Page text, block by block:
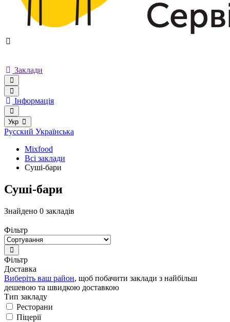
Заклади
Інформація
Укр
Русский Українська
Mixfood
Всі заклади
Суші-бари
Суші-бари
Знайдено 0 закладів
Фільтр
Фільтр
Доставка
Виберіть ваш район, щоб побачити заклади з найбільш
дешевою та швидкою доставкою
Тип закладу
Ресторани
Піцерії